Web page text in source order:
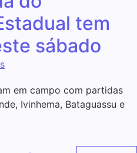
tem
sábado
em campo com partidas
Ivinhema, Bataguassu e